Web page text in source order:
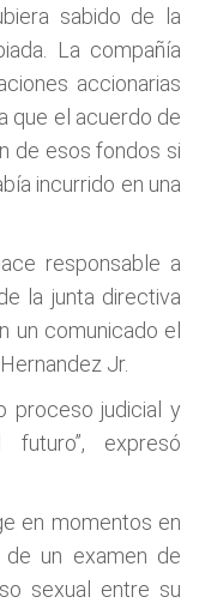
sabido de la
La compañía
accionarias
que el acuerdo de
de esos fondos si
incurrido en una
responsable a
la junta directiva
un comunicado el
Jr.
proceso judicial y
expresó
en momentos en
de un examen de
sexual entre su